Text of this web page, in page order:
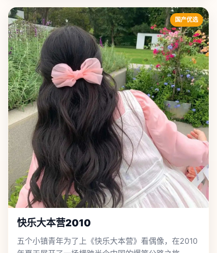
国产优选
快乐大本营2010
五个小镇青年为了上《快乐大本营》看偶像，在2010